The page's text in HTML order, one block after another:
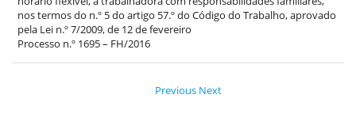
nos termos do n.º 5 do artigo 57.º do Código do Trabalho, aprovado
pela Lei n.º 7/2009, de 12 de fevereiro
Processo n.º 1695 – FH/2016
Previous Next